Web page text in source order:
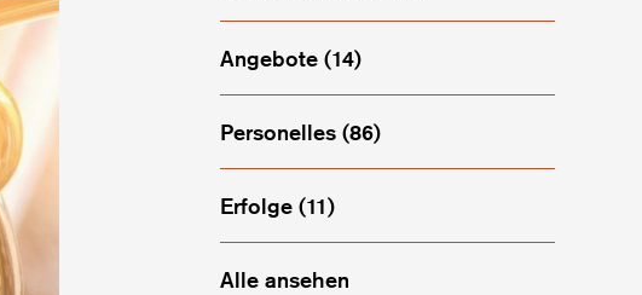
Bis 1. Juni fürs neue Schuljahr anmelden
Angebote (14)
Personelles (86)
Erfolge (11)
Alle ansehen